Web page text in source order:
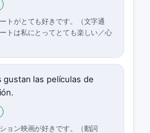
トがとても好きです。（文字通
トは私にとってとても楽しい／心
gustan las películas de
ョン映画が好きです。（動詞